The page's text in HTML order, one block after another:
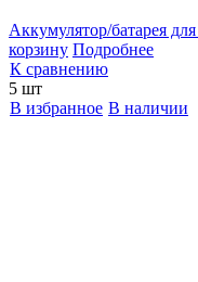
Аккумулятор/батарея
корзину Подробнее
К сравнению
5 шт
В избранное В наличии